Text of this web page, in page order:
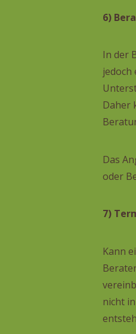
6)
In der
jedoch
Daher
Das
oder
7)
Kann
nicht